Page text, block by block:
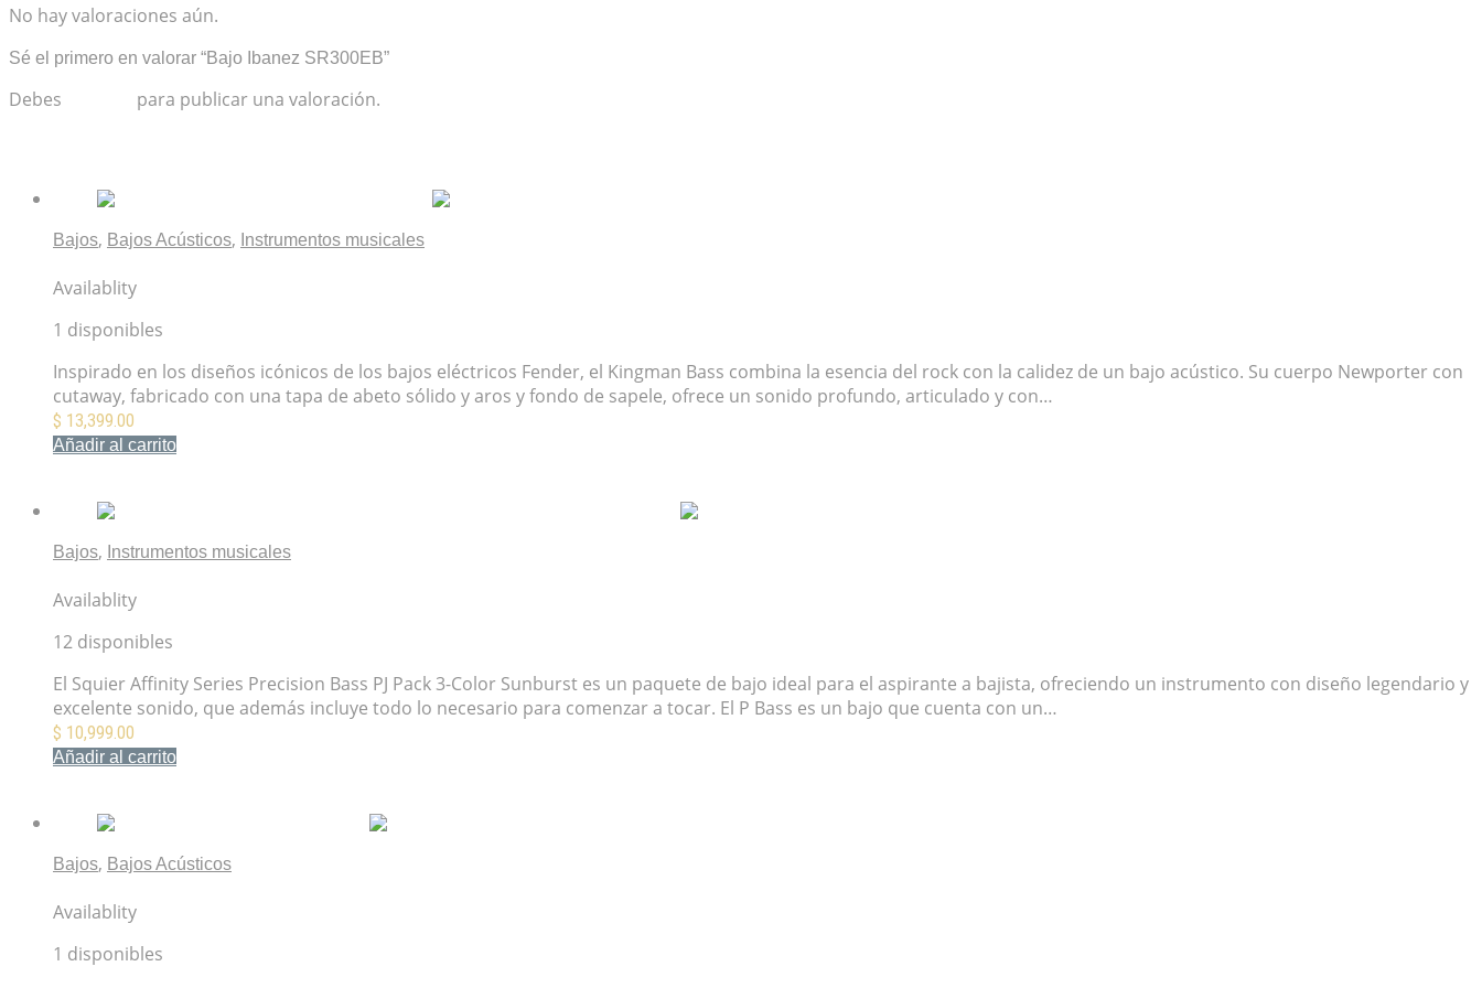
No hay valoraciones aún.
Sé el primero en valorar “Bajo Ibanez SR300EB”
Debes para publicar una valoración.
Bajos, Bajos Acústicos, Instrumentos musicales
Availablity
1 disponibles
Inspirado en los diseños icónicos de los bajos eléctricos Fender, el Kingman Bass combina la esencia del rock con la calidez de un bajo acústico. Su cuerpo Newporter con
cutaway, fabricado con una tapa de abeto sólido y aros y fondo de sapele, ofrece un sonido profundo, articulado y con…
$ 13,399.00
Añadir al carrito
Bajos, Instrumentos musicales
Availablity
12 disponibles
El Squier Affinity Series Precision Bass PJ Pack 3-Color Sunburst es un paquete de bajo ideal para el aspirante a bajista, ofreciendo un instrumento con diseño legendario y
excelente sonido, que además incluye todo lo necesario para comenzar a tocar. El P Bass es un bajo que cuenta con un…
$ 10,999.00
Añadir al carrito
Bajos, Bajos Acústicos
Availablity
1 disponibles